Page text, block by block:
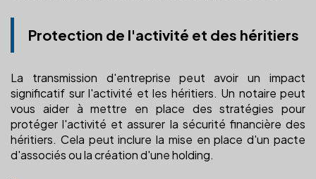
Protection de l'activité et des héritiers
La transmission d'entreprise peut avoir un impact
significatif sur l'activité et les héritiers. Un notaire peut
vous aider à mettre en place des stratégies pour
protéger l'activité et assurer la sécurité financière des
héritiers. Cela peut inclure la mise en place d'un pacte
d'associés ou la création d'une holding.